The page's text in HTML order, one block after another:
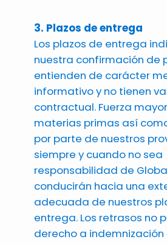
3. Plazos de entrega
Los plazos de entrega
nuestra confirmación de
entienden de carácter
informativo y no tienen
contractual. Fuerza
materias primas así
por parte de nuestros
siempre y cuando no sea
responsabilidad de Global
conducirán hacia una
adecuada de nuestros
entrega. Los retrasos no
derecho a indemnización